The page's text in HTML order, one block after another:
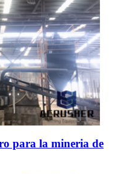
para la mineria de